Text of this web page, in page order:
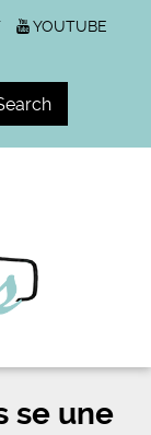
YOUTUBE
se une